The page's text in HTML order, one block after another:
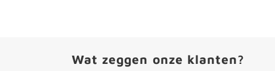
Wat zeggen onze klanten?